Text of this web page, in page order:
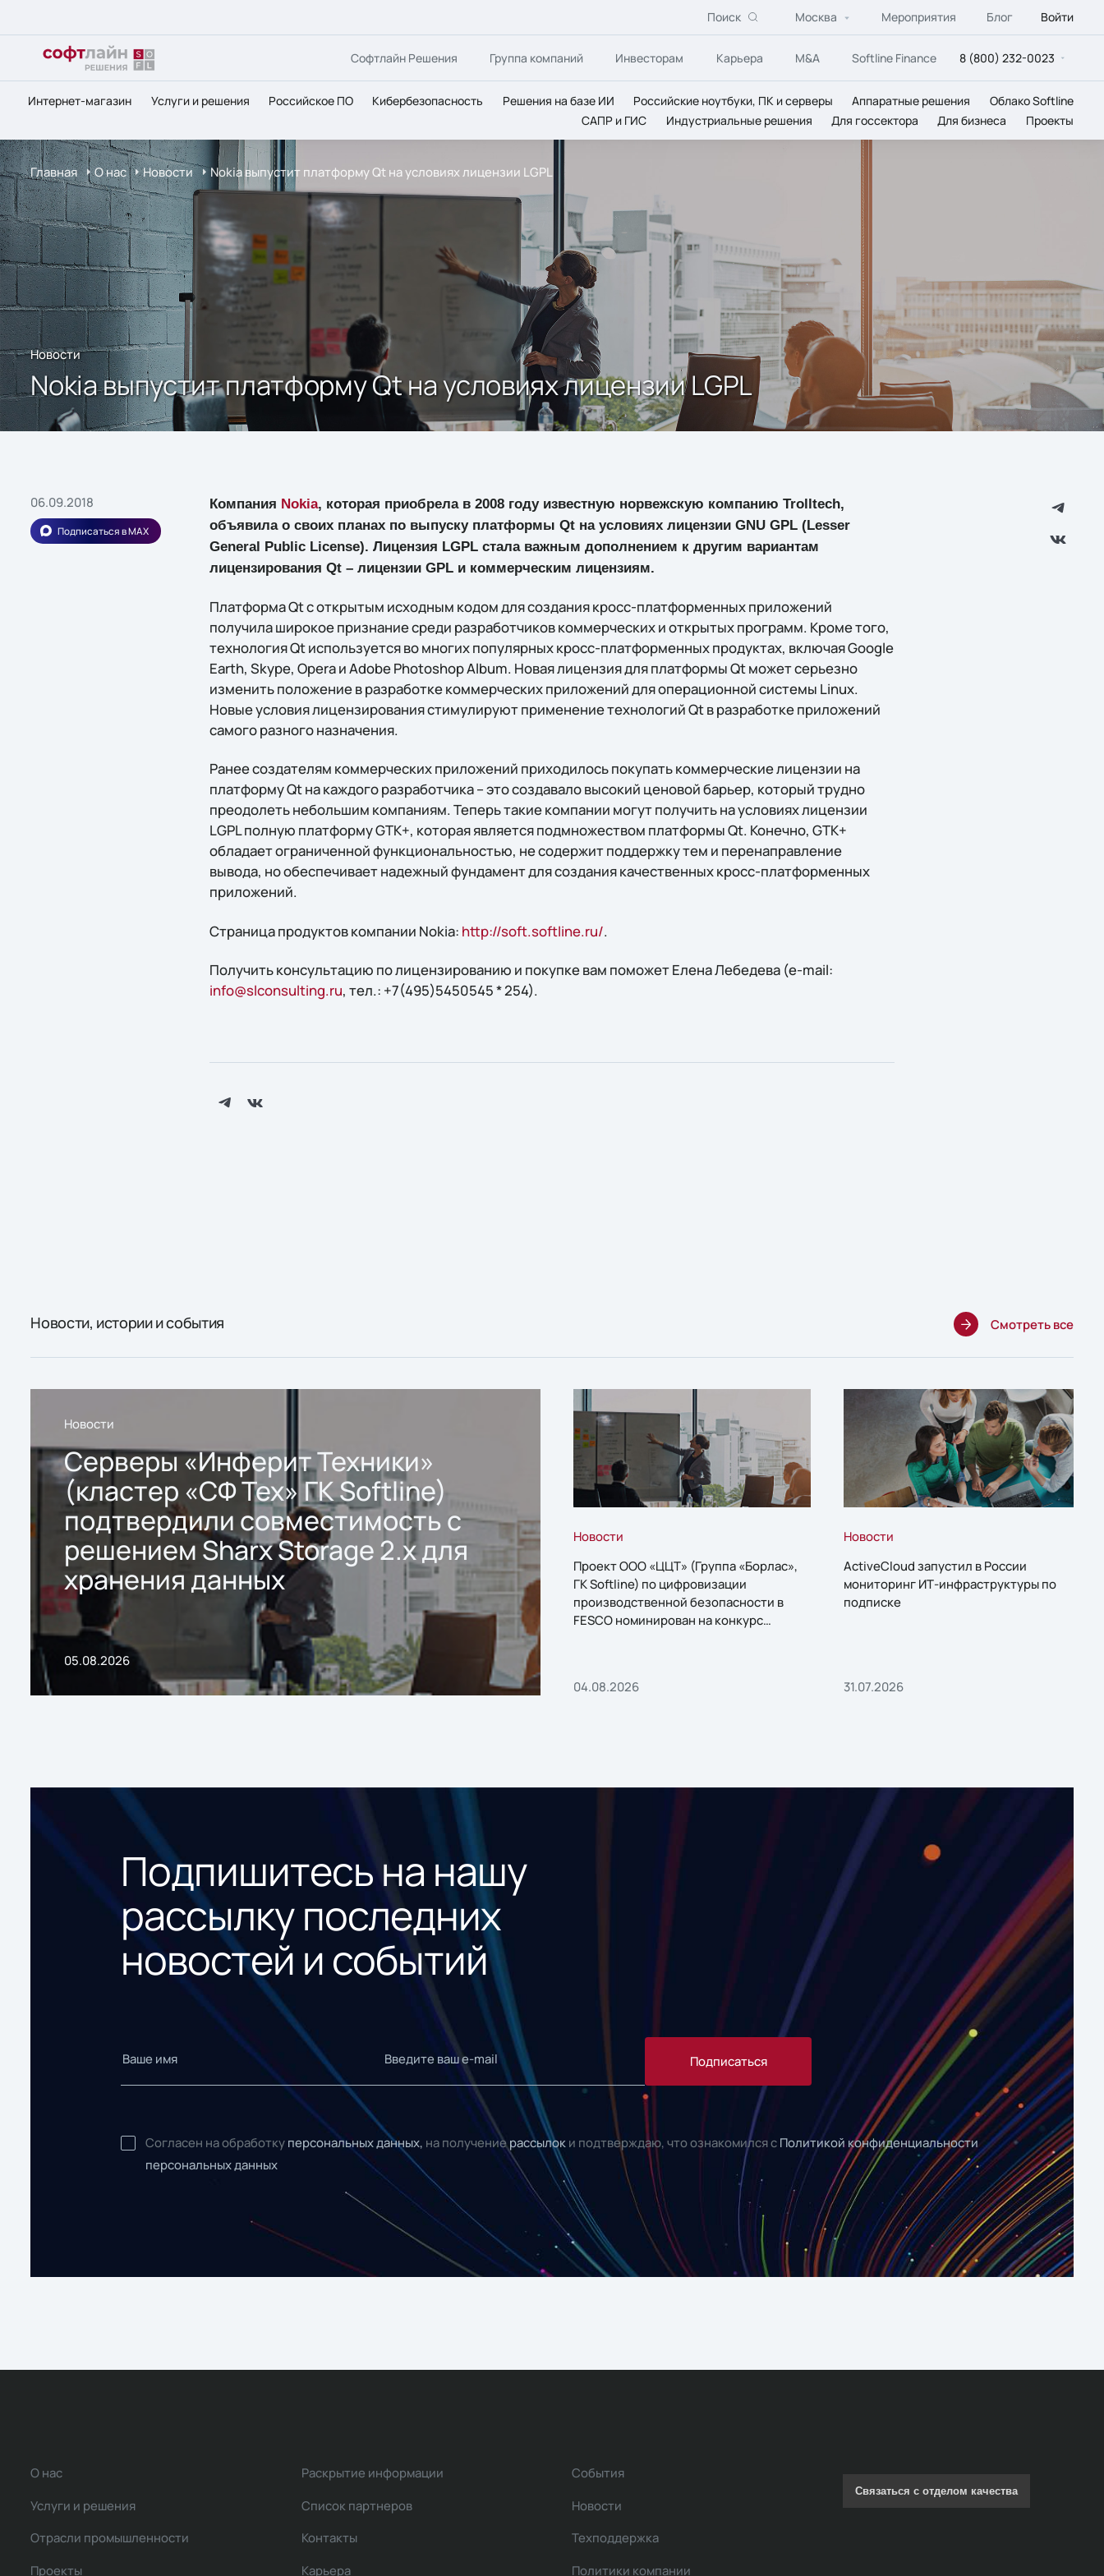
Поиск Москва Мероприятия Блог Войти
Софтлайн Решения Группа компаний Инвесторам Карьера M&A Softline Finance 8 (800) 232-0023
Интернет-магазин Услуги и решения Российское ПО Кибербезопасность Решения на базе ИИ Российские ноутбуки, ПК и серверы Аппаратные решения
Облако Softline
САПР и ГИС
Индустриальные решения Для госсектора Для бизнеса Проекты
Главная О нас Новости Nokia выпустит платформу Qt на условиях лицензии LGPL
Новости
Nokia выпустит платформу Qt на условиях лицензии LGPL
06.09.2018
Подписаться в MAX
Компания Nokia, которая приобрела в 2008 году известную норвежскую компанию Trolltech,
объявила о своих планах по выпуску платформы Qt на условиях лицензии GNU GPL (Lesser
General Public License). Лицензия LGPL стала важным дополнением к другим вариантам
лицензирования Qt – лицензии GPL и коммерческим лицензиям.
Платформа Qt с открытым исходным кодом для создания кросс-платформенных приложений
получила широкое признание среди разработчиков коммерческих и открытых программ. Кроме того,
технология Qt используется во многих популярных кросс-платформенных продуктах, включая Google
Earth, Skype, Opera и Adobe Photoshop Album. Новая лицензия для платформы Qt может серьезно
изменить положение в разработке коммерческих приложений для операционной системы Linux.
Новые условия лицензирования стимулируют применение технологий Qt в разработке приложений
самого разного назначения.
Ранее создателям коммерческих приложений приходилось покупать коммерческие лицензии на
платформу Qt на каждого разработчика – это создавало высокий ценовой барьер, который трудно
преодолеть небольшим компаниям. Теперь такие компании могут получить на условиях лицензии
LGPL полную платформу GTK+, которая является подмножеством платформы Qt. Конечно, GTK+
обладает ограниченной функциональностью, не содержит поддержку тем и перенаправление
вывода, но обеспечивает надежный фундамент для создания качественных кросс-платформенных
приложений.
Страница продуктов компании Nokia: http://soft.softline.ru/.
Получить конcультацию по лицензированию и покупке вам поможет Елена Лебедева (e-mail:
info@slconsulting.ru, тел.: +7(495)5450545 * 254).
Новости, истории и события Смотреть все
Новости
Серверы «Инферит Техники»
(кластер «СФ Тех» ГК Softline)
подтвердили совместимость с
решением Sharx Storage 2.x для
хранения данных
05.08.2026
Новости
Проект ООО «ЦЦТ» (Группа «Борлас»,
ГК Softline) по цифровизации
производственной безопасности в
FESCO номинирован на конкурс
04.08.2026
Новости
ActiveCloud запустил в России
мониторинг ИТ-инфраструктуры по
подписке
31.07.2026
Подпишитесь на нашу
рассылку последних
новостей и событий
Подписаться
Согласен на обработку персональных данных, на получениерассылок и подтверждаю, что ознакомился с Политикой конфиденциальности
персональных данных
О нас
Услуги и решения
Отрасли промышленности
Проекты
Раскрытие информации
Список партнеров
Контакты
Карьера
События
Новости
Техподдержка
Политики компании
Связаться с отделом качества